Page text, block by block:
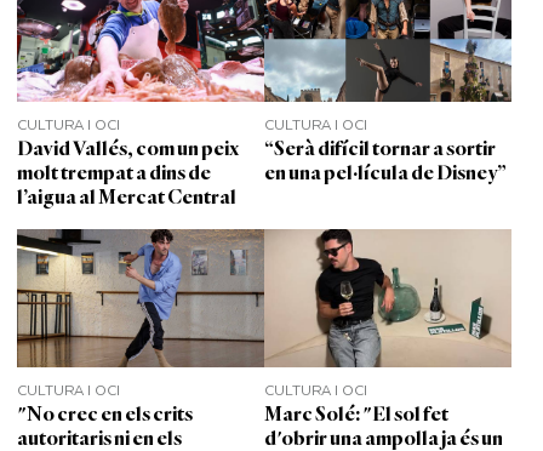
CULTURA I OCI
David Vallés, com un peix
molt trempat a dins de
l’aigua al Mercat Central
CULTURA I OCI
“Serà difícil tornar a sortir
en una pel·lícula de Disney”
CULTURA I OCI
"No crec en els crits
autoritaris ni en els
CULTURA I OCI
Marc Solé: "El sol fet
d'obrir una ampolla ja és un